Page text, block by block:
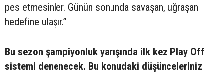
pes etmesinler. Günün sonunda savaşan, uğraşan
hedefine ulaşır.”
Bu sezon şampiyonluk yarışında ilk kez Play Off
sistemi denenecek. Bu konudaki düşünceleriniz